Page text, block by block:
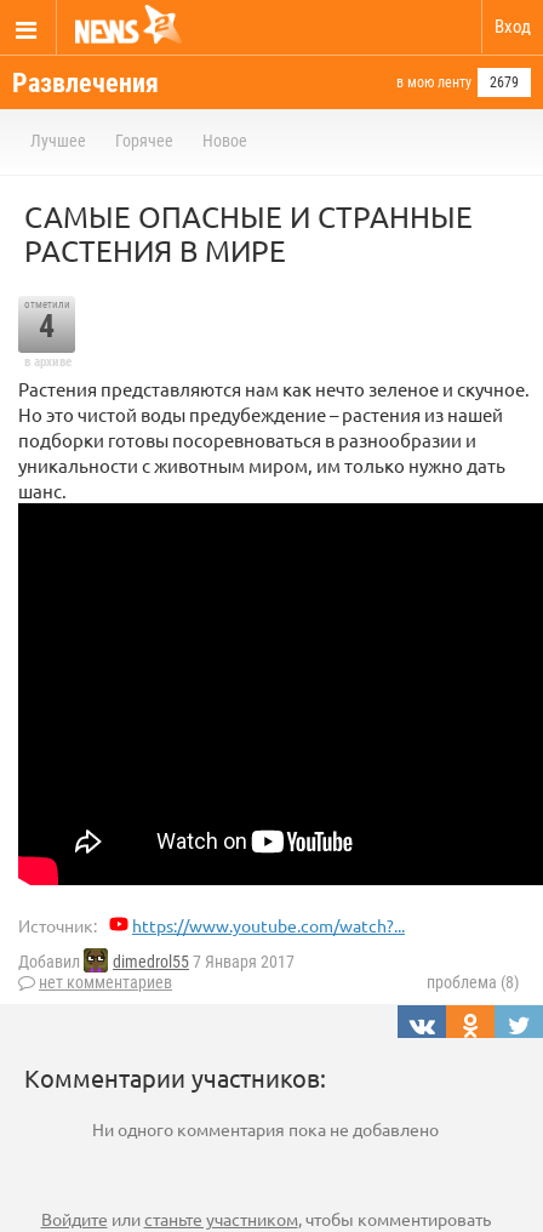
Вход
Развлечения в мою ленту 2679
Лучшее Горячее Новое
САМЫЕ ОПАСНЫЕ И СТРАННЫЕ
РАСТЕНИЯ В МИРЕ
отметили
4
в архиве
Растения представляются нам как нечто зеленое и скучное.
Но это чистой воды предубеждение – растения из нашей
подборки готовы посоревноваться в разнообразии и
уникальности с животным миром, им только нужно дать
шанс.
Источник: https://www.youtube.com/watch?...
Добавил dimedrol557 Января 2017
нет комментариев
проблема (8)
Комментарии участников:
Ни одного комментария пока не добавлено
Войдите илистаньте участником, чтобы комментировать